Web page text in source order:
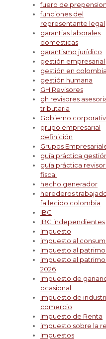
fuero de
funciones del
representante legal
garantias laborales
domesticas
garantismo jurídico
gestión empresarial
gestión en colombia
gestión humana
GH Revisores
gh revisores
tributaria
Gobierno
grupo empresarial
definición
Grupos
guía práctica
guía práctica
fiscal
hecho generador
herederos
fallecido colombia
IBC
IBC independientes
Impuesto
impuesto al
Impuesto al
impuesto al
2026
impuesto de
ocasional
impuesto de
comercio
Impuesto de Renta
impuesto sobre la
Impuestos